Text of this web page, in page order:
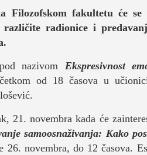
Filozofskom fakultetu će
radionice i
nazivom Ekspresivnost
od 18 časova u
21. novembra kada će
samoosnaživanja: Kako
26. novembra, do 12 časova.